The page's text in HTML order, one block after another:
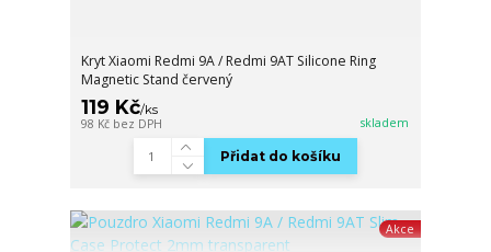
Kryt Xiaomi Redmi 9A / Redmi 9AT Silicone Ring
Magnetic Stand červený
119 Kč/ks
98 Kč bez DPH skladem
Přidat do košíku
Akce